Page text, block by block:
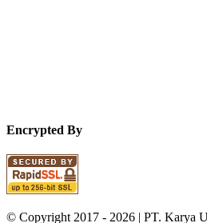
Encrypted By
© Copyright 2017 - 2026 | PT. Karya